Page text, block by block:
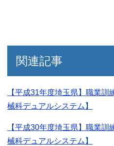
関連記事
【平成31年度埼玉県】職業
械科デュアルシステム】
【平成30年度埼玉県】職業
械科デュアルシステム】